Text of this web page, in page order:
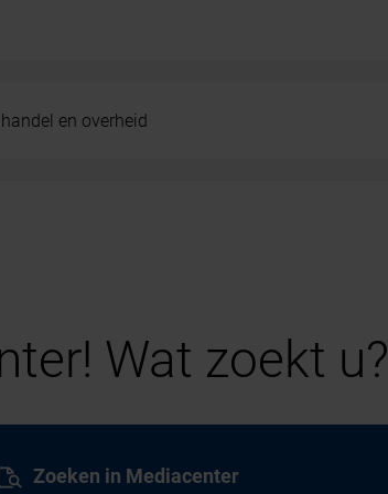
en overheid
Wat zoekt u?
Zoeken in Mediacenter